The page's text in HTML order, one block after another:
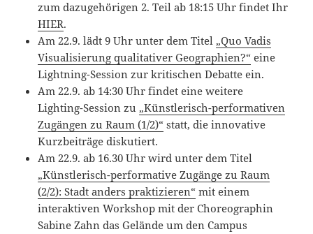
zum dazugehörigen 2. Teil ab 18:15 Uhr findet Ihr
HIER.
Am 22.9. lädt 9 Uhr unter dem Titel „Quo Vadis
Visualisierung qualitativer Geographien?“ eine
Lightning-Session zur kritischen Debatte ein.
Am 22.9. ab 14:30 Uhr findet eine weitere
Lighting-Session zu „Künstlerisch-performativen
Zugängen zu Raum (1/2)“ statt, die innovative
Kurzbeiträge diskutiert.
Am 22.9. ab 16.30 Uhr wird unter dem Titel
„Künstlerisch-performative Zugänge zu Raum
(2/2): Stadt anders praktizieren“ mit einem
interaktiven Workshop mit der Choreographin
Sabine Zahn das Gelände um den Campus